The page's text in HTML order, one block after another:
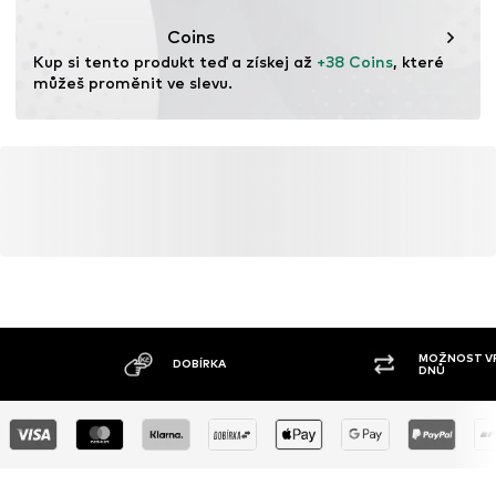
Coins
Kup si tento produkt teď a získej až +38 Coins, které
můžeš proměnit ve slevu.
DOBÍRKA
MOŽNOST
DNŮ